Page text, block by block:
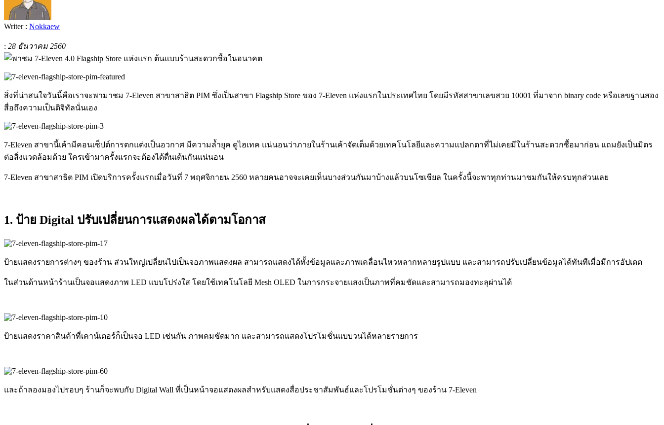
Writer : Nokkaew
: 28 ธันวาคม 2560
สิ่งที่น่าสนใจวันนี้คือเราจะพามาชม 7-Eleven สาขาสาธิต PIM ซึ่งเป็นสาขา Flagship Store ของ 7-Eleven แห่งแรกในประเทศไทย โดยมีรหัสสาขาเลขสวย 10001 ที่มาจาก binary code หรือเลขฐานสอง
สื่อถึงความเป็นดิจิทัลนั่นเอง
7-Eleven สาขานี้เค้ามีคอนเซ็ปต์การตกแต่งเป็นอวกาศ มีความล้ำยุค ดูไฮเทค แน่นอนว่าภายในร้านเค้าจัดเต็มด้วยเทคโนโลยีและความแปลกตาที่ไม่เคยมีในร้านสะดวกซื้อมาก่อน แถมยังเป็นมิตร
ต่อสิ่งแวดล้อมด้วย ใครเข้ามาครั้งแรกจะต้องได้ตื่นเต้นกันแน่นอน
7-Eleven สาขาสาธิต PIM เปิดบริการครั้งแรกเมื่อวันที่ 7 พฤศจิกายน 2560 หลายคนอาจจะเคยเห็นบางส่วนกันมาบ้างแล้วบนโซเชียล ในครั้งนี้จะพาทุกท่านมาชมกันให้ครบทุกส่วนเลย
1. ป้าย Digital ปรับเปลี่ยนการแสดงผลได้ตามโอกาส
ป้ายแสดงรายการต่างๆ ของร้าน ส่วนใหญ่เปลี่ยนไปเป็นจอภาพแสดงผล สามารถแสดงได้ทั้งข้อมูลและภาพเคลื่อนไหวหลากหลายรูปแบบ และสามารถปรับเปลี่ยนข้อมูลได้ทันทีเมื่อมีการอัปเดต
ในส่วนด้านหน้าร้านเป็นจอแสดงภาพ LED แบบโปร่งใส โดยใช้เทคโนโลยี Mesh OLED ในการกระจายแสงเป็นภาพที่คมชัดและสามารถมองทะลุผ่านได้
ป้ายแสดงราคาสินค้าที่เคาน์เตอร์ก็เป็นจอ LED เช่นกัน ภาพคมชัดมาก และสามารถแสดงโปรโมชั่นแบบวนได้หลายรายการ
และถ้าลองมองไปรอบๆ ร้านก็จะพบกับ Digital Wall ที่เป็นหน้าจอแสดงผลสำหรับแสดงสื่อประชาสัมพันธ์และโปรโมชั่นต่างๆ ของร้าน 7-Eleven